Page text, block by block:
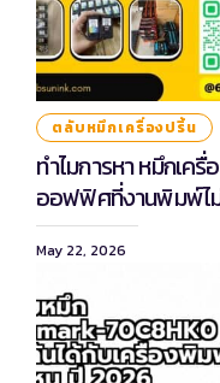
ตลับหมึกเครื่องปริ้น
ทำไมการหา หมึกเค
ออฟฟิศที่งานพิมพ์ไ
May 22, 2026